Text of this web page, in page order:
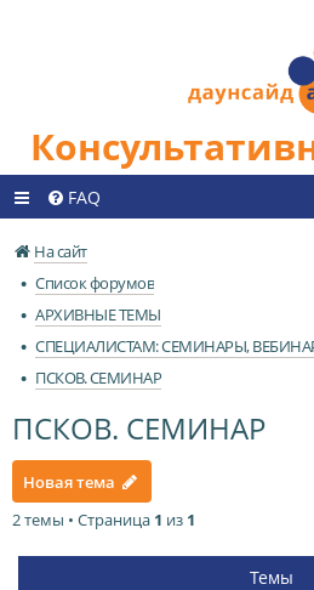
FAQ
На сайт
Список форумов
АРХИВНЫЕ ТЕМЫ
СПЕЦИАЛИСТАМ: СЕМИНАРЫ,
ПСКОВ. СЕМИНАР
ПСКОВ. СЕМИНАР
Новая тема
2 темы • Страница 1 из 1
Темы